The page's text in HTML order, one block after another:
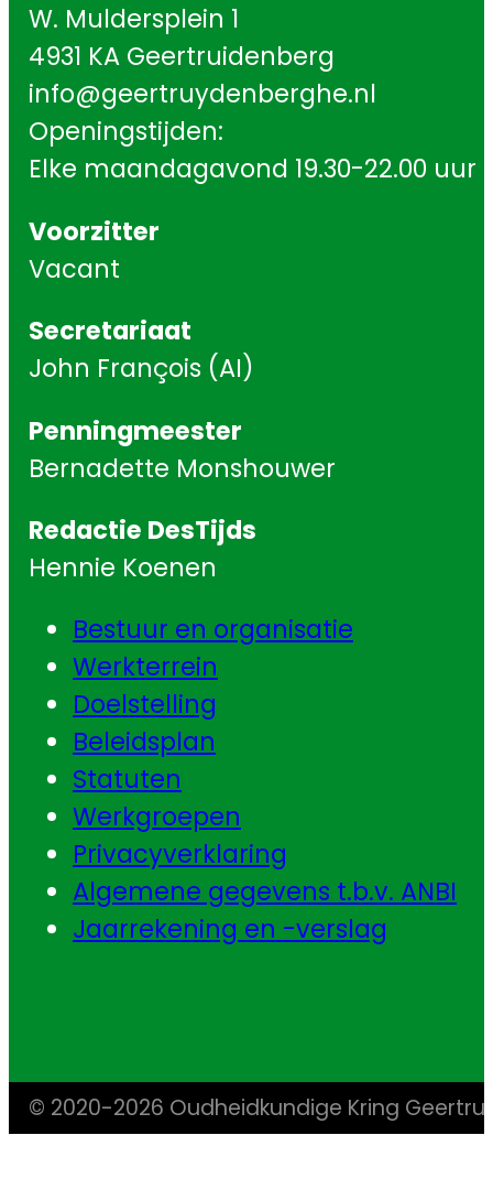
W. Muldersplein 1
4931 KA Geertruidenberg
info@geertruydenberghe.nl
Openingstijden:
Elke maandagavond 19.30-22.00 uur
Voorzitter
Vacant
Secretariaat
John François (AI)
Penningmeester
Bernadette Monshouwer
Redactie DesTijds
Hennie Koenen
Bestuur en organisatie
Werkterrein
Doelstelling
Beleidsplan
Statuten
Werkgroepen
Privacyverklaring
Algemene gegevens t.b.v. ANBI
Jaarrekening en -verslag
© 2020-2026 Oudheidkundige Kring